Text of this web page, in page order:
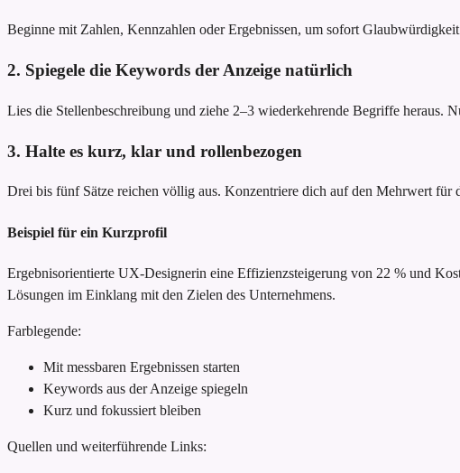
Beginne mit Zahlen, Kennzahlen oder Ergebnissen, um sofort
2. Spiegele die Keywords der Anzeige natürlich
Lies die Stellenbeschreibung und ziehe 2–3 wiederkehrende Begriffe heraus.
3. Halte es kurz, klar und rollenbezogen
Drei bis fünf Sätze reichen völlig aus. Konzentriere dich auf den Mehrwert für
Beispiel für ein Kurzprofil
Ergebnisorientierte UX-Designerin eine Effizienzsteigerung von 22 % und
Lösungen im Einklang mit den Zielen des Unternehmens.
Farblegende:
Mit messbaren Ergebnissen starten
Keywords aus der Anzeige spiegeln
Kurz und fokussiert bleiben
Quellen und weiterführende Links: